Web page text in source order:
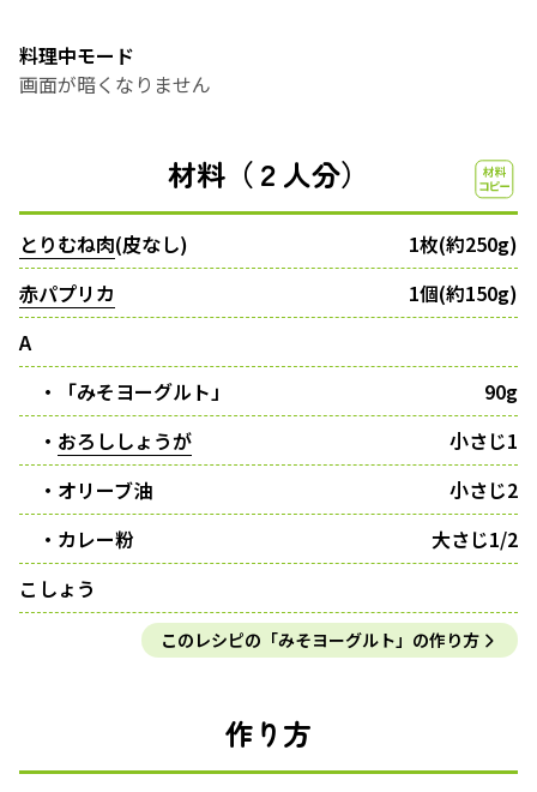
料理中モード
画面が暗くなりません
材料（２人分）
とりむね肉(皮なし)
1枚(約250g)
赤パプリカ
1個(約150g)
A
・「みそヨーグルト」
90g
・ おろししょうが
小さじ1
・オリーブ油
小さじ2
・カレー粉
大さじ1/2
こしょう
このレシピの「みそヨーグルト」の作り方
作り方